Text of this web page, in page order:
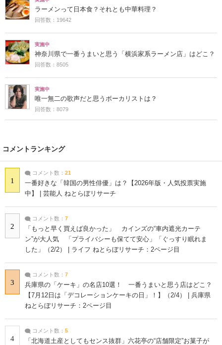
ラーメンって日本食？それとも中華料理？
回答数：19642
実施中
神奈川県で一番うまいと思う「横浜家系ラーメン店」はどこ？
回答数：8505
実施中
唯一無二の歌声だと思うボーカリストは？
回答数：8079
コメントランキング
1
コメント数： 21
一番好きな「韓国の男性俳優」は？【2026年版・人気投票実施
中】 | 芸能人 ねとらぼリサーチ
2
コメント数： 7
「もっと早く買えば良かった」 カインズの“車内遮光カーテ
ン”が大人気 「プライバシーも保てて安心」「ぐっすり眠れま
した」（2/2） | ライフ ねとらぼリサーチ：2ページ目
3
コメント数： 7
兵庫県の「ケーキ」の名店10選！ 一番うまいと思う店はどこ？
【7月12日は「デコレーションケーキの日」！】（2/4） | 兵庫県
ねとらぼリサーチ：2ページ目
4
コメント数： 5
「北海道土産としてもセンス抜群」六花亭の“店舗限定”お菓子が